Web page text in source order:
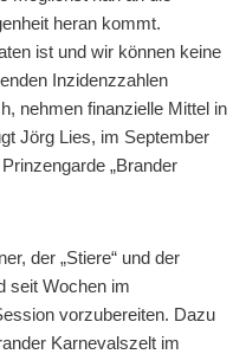
heran kommt.
ist und wir können keine
Inzidenzzahlen
nehmen finanzielle Mittel in
Jörg Lies, im September
„Brander
der „Stiere“ und der
seit Wochen im
vorzubereiten. Dazu
Karnevalszelt im